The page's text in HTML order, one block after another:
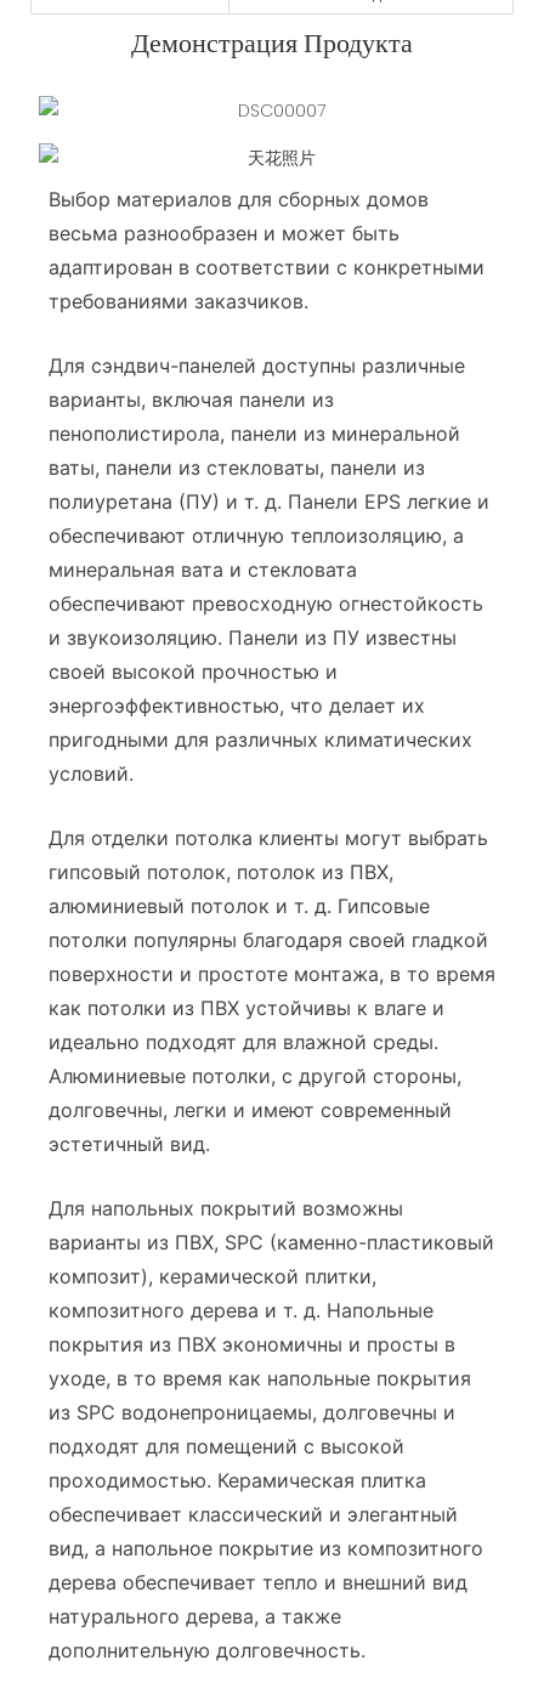
Демонстрация Продукта
Выбор материалов для сборных домов
весьма разнообразен и может быть
адаптирован в соответствии с конкретными
требованиями заказчиков.
Для сэндвич-панелей доступны различные
варианты, включая панели из
пенополистирола, панели из минеральной
ваты, панели из стекловаты, панели из
полиуретана (ПУ) и т. д. Панели EPS легкие и
обеспечивают отличную теплоизоляцию, а
минеральная вата и стекловата
обеспечивают превосходную огнестойкость
и звукоизоляцию. Панели из ПУ известны
своей высокой прочностью и
энергоэффективностью, что делает их
пригодными для различных климатических
условий.
Для отделки потолка клиенты могут выбрать
гипсовый потолок, потолок из ПВХ,
алюминиевый потолок и т. д. Гипсовые
потолки популярны благодаря своей гладкой
поверхности и простоте монтажа, в то время
как потолки из ПВХ устойчивы к влаге и
идеально подходят для влажной среды.
Алюминиевые потолки, с другой стороны,
долговечны, легки и имеют современный
эстетичный вид.
Для напольных покрытий возможны
варианты из ПВХ, SPC (каменно-пластиковый
композит), керамической плитки,
композитного дерева и т. д. Напольные
покрытия из ПВХ экономичны и просты в
уходе, в то время как напольные покрытия
из SPC водонепроницаемы, долговечны и
подходят для помещений с высокой
проходимостью. Керамическая плитка
обеспечивает классический и элегантный
вид, а напольное покрытие из композитного
дерева обеспечивает тепло и внешний вид
натурального дерева, а также
дополнительную долговечность.